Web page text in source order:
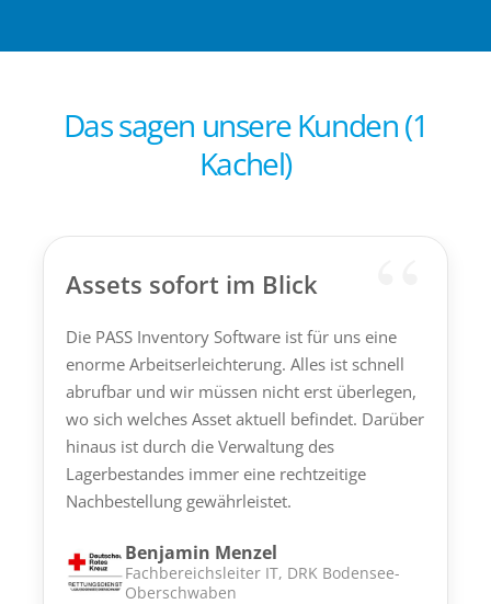
Das sagen unsere Kunden (1
Kachel)
“
Assets sofort im Blick
Die PASS Inventory Software ist für uns eine
enorme Arbeitserleichterung. Alles ist schnell
abrufbar und wir müssen nicht erst überlegen,
wo sich welches Asset aktuell befindet. Darüber
hinaus ist durch die Verwaltung des
Lagerbestandes immer eine rechtzeitige
Nachbestellung gewährleistet.
Benjamin Menzel
Fachbereichsleiter IT, DRK Bodensee-
Oberschwaben